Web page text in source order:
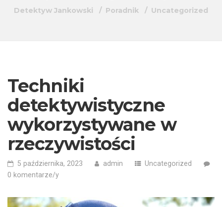
Detektyw Jankowski Poradnik Uncategorized
Techniki
detektywistyczne
wykorzystywane w
rzeczywistości
5 października, 2023 admin
Uncategorized
0 komentarze/y